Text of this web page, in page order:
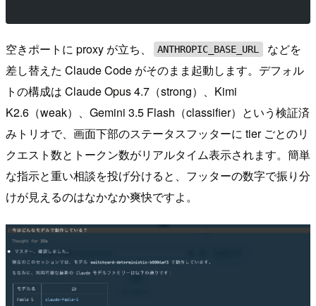
空きポートに proxy が立ち、 ANTHROPIC_BASE_URL
などを
差し替えた Claude Code がそのまま起動します。デフォル
トの構成は Claude Opus 4.7（strong）、Kimi
K2.6（weak）、Gemini 3.5 Flash（classifier）という検証済
みトリオで、画面下部のステータスフッターに tier ごとのリ
クエスト数とトークン数がリアルタイム表示されます。簡単
な指示と重い相談を投げ分けると、フッターの数字で振り分
けが見えるのはなかなか爽快ですよ。